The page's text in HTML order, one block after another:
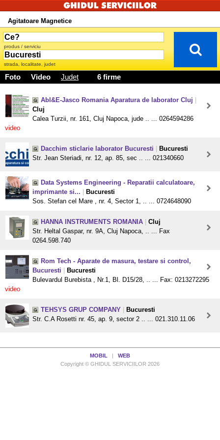
Agitatoare Magnetice
produs / serviciu
strada, localitate, judet
Foto Video Judet 6 firme
Abl&E-Jasco Romania Aparatura de laborator Cluj
Cluj
Calea Turzii, nr. 161, Cluj Napoca, jude .. ... 0264594286
video
Dacchim sticlarie laborator Bucuresti
Bucuresti
Str. Jean Steriadi, nr. 12, ap. 85, sec .. ... 021340660
Data Systems Engineering - Reparatii calculatoare,
imprimante si...
Bucuresti
Sos. Stefan cel Mare , nr. 4, Sector 1, .. ... 0724648090
HANNA INSTRUMENTS ROMANIA
Cluj
Str. Heltal Gaspar, nr. 9A, Cluj Napoca, .. ... Fax
0264.598.740
Rom Tech - Aparate de masura, testare si control,
Bucuresti
Bucuresti
Bulevardul Burebista , Nr.1, Bl. D15/28, .. ... Fax: 0213272295
video
TEHSYS GRUP COMPANY
Bucuresti
Str. C.A Rosetti nr. 45, ap. 9, sector 2 .. ... 021.310.11.06
MOBIL
WEB
Copyright © GHIDUL SERVICIILOR 2026